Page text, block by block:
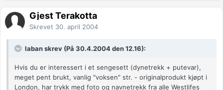
Gjest Terakotta
Skrevet 30. april 2004
laban skrev (På 30.4.2004 den 12.16):
Hvis du er interessert i et sengesett (dynetrekk + putevar),
meget pent brukt, vanlig "voksen" str. - originalprodukt kjøpt i
London, har trykk med foto og navnetrekk fra alle Westlifes